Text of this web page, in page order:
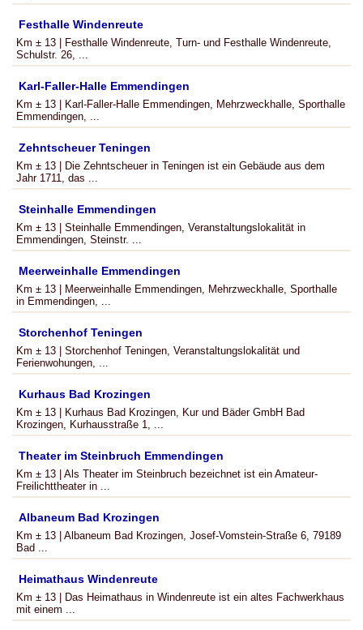
Festhalle Windenreute
Km ± 13 | Festhalle Windenreute, Turn- und Festhalle Windenreute,
Schulstr. 26, ...
Karl-Faller-Halle Emmendingen
Km ± 13 | Karl-Faller-Halle Emmendingen, Mehrzweckhalle, Sporthalle
Emmendingen, ...
Zehntscheuer Teningen
Km ± 13 | Die Zehntscheuer in Teningen ist ein Gebäude aus dem
Jahr 1711, das ...
Steinhalle Emmendingen
Km ± 13 | Steinhalle Emmendingen, Veranstaltungslokalität in
Emmendingen, Steinstr. ...
Meerweinhalle Emmendingen
Km ± 13 | Meerweinhalle Emmendingen, Mehrzweckhalle, Sporthalle
in Emmendingen, ...
Storchenhof Teningen
Km ± 13 | Storchenhof Teningen, Veranstaltungslokalität und
Ferienwohungen, ...
Kurhaus Bad Krozingen
Km ± 13 | Kurhaus Bad Krozingen, Kur und Bäder GmbH Bad
Krozingen, Kurhausstraße 1, ...
Theater im Steinbruch Emmendingen
Km ± 13 | Als Theater im Steinbruch bezeichnet ist ein Amateur-
Freilichttheater in ...
Albaneum Bad Krozingen
Km ± 13 | Albaneum Bad Krozingen, Josef-Vomstein-Straße 6, 79189
Bad ...
Heimathaus Windenreute
Km ± 13 | Das Heimathaus in Windenreute ist ein altes Fachwerkhaus
mit einem ...